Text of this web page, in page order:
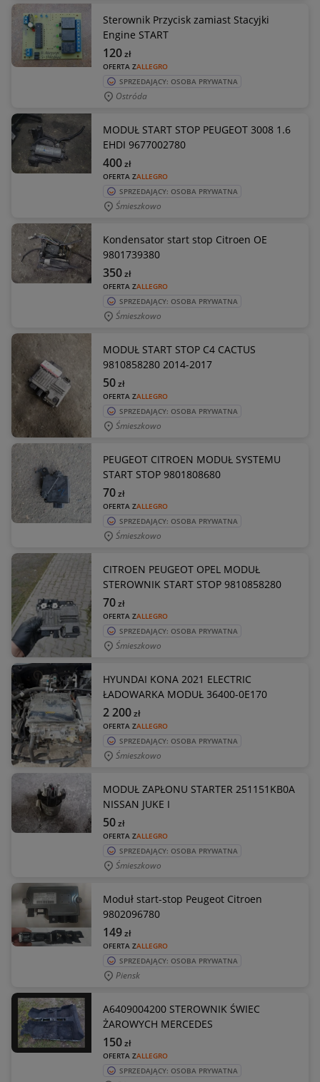
Sterownik Przycisk zamiast Stacyjki
Engine START
OFERTA ZALLEGRO
120zł
SPRZEDAJĄCY: OSOBA PRYWATNA
Ostróda
MODUŁ START STOP PEUGEOT 3008 1.6
EHDI 9677002780
OFERTA ZALLEGRO
400zł
SPRZEDAJĄCY: OSOBA PRYWATNA
Śmieszkowo
Kondensator start stop Citroen OE
9801739380
OFERTA ZALLEGRO
350zł
SPRZEDAJĄCY: OSOBA PRYWATNA
Śmieszkowo
MODUŁ START STOP C4 CACTUS
9810858280 2014-2017
OFERTA ZALLEGRO
50zł
SPRZEDAJĄCY: OSOBA PRYWATNA
Śmieszkowo
PEUGEOT CITROEN MODUŁ SYSTEMU
START STOP 9801808680
OFERTA ZALLEGRO
70zł
SPRZEDAJĄCY: OSOBA PRYWATNA
Śmieszkowo
CITROEN PEUGEOT OPEL MODUŁ
STEROWNIK START STOP 9810858280
OFERTA ZALLEGRO
70zł
SPRZEDAJĄCY: OSOBA PRYWATNA
Śmieszkowo
HYUNDAI KONA 2021 ELECTRIC
ŁADOWARKA MODUŁ 36400-0E170
OFERTA ZALLEGRO
2 200zł
SPRZEDAJĄCY: OSOBA PRYWATNA
Śmieszkowo
MODUŁ ZAPŁONU STARTER 251151KB0A
NISSAN JUKE I
OFERTA ZALLEGRO
50zł
SPRZEDAJĄCY: OSOBA PRYWATNA
Śmieszkowo
Moduł start-stop Peugeot Citroen
9802096780
OFERTA ZALLEGRO
149zł
SPRZEDAJĄCY: OSOBA PRYWATNA
Piensk
A6409004200 STEROWNIK ŚWIEC
ŻAROWYCH MERCEDES
OFERTA ZALLEGRO
150zł
SPRZEDAJĄCY: OSOBA PRYWATNA